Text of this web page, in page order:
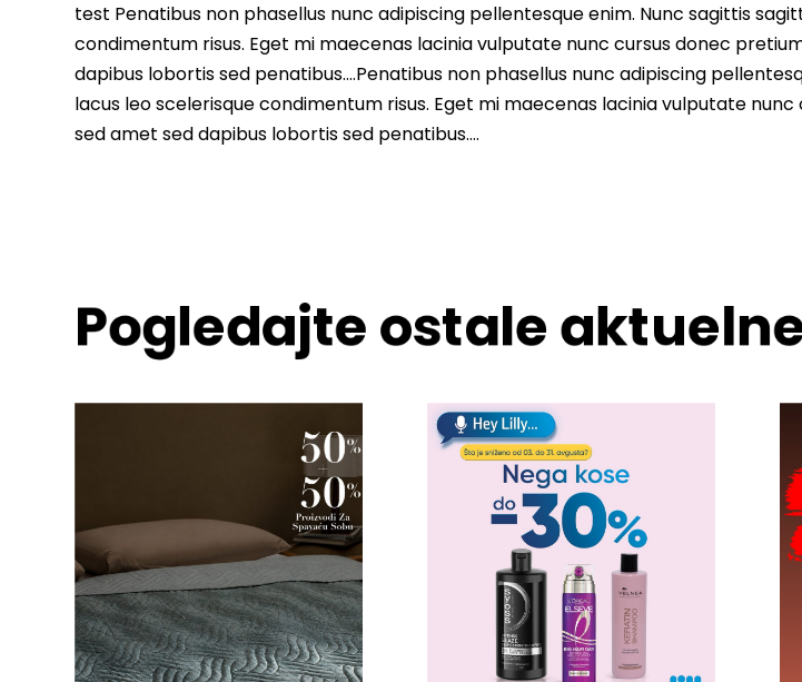
test Penatibus non phasellus nunc adipiscing pellentesque enim. Nunc sagittis
condimentum risus. Eget mi maecenas lacinia vulputate nunc cursus donec
dapibus lobortis sed penatibus….Penatibus non phasellus nunc adipiscing
lacus leo scelerisque condimentum risus. Eget mi maecenas lacinia vulputate
sed amet sed dapibus lobortis sed penatibus….
Pogledajte ostale